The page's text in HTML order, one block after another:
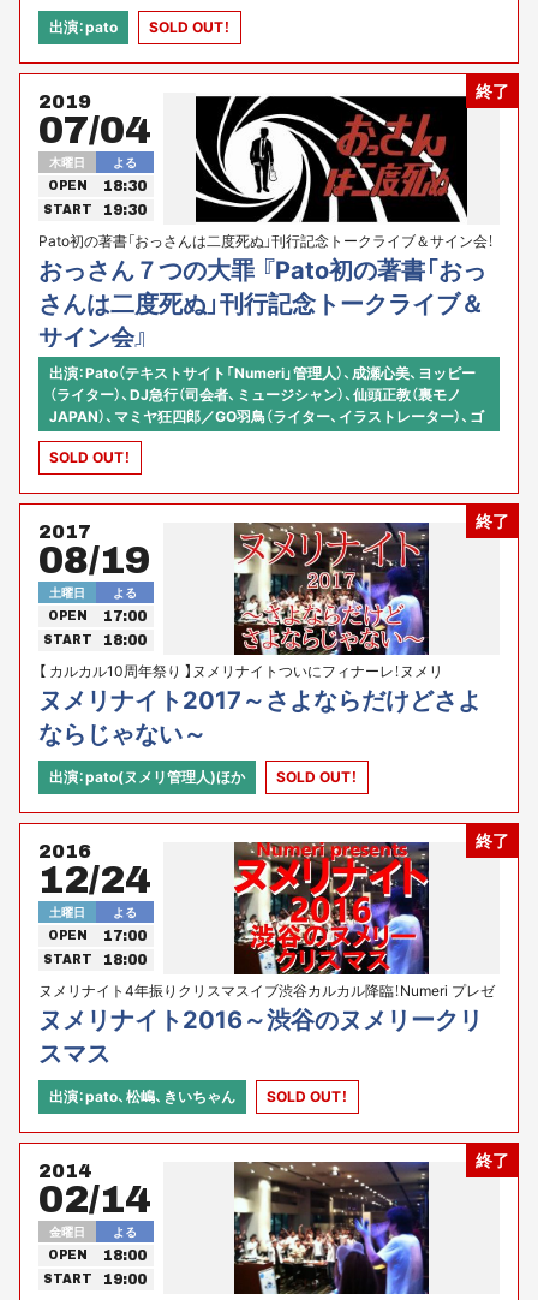
出演：pato SOLD OUT！
終了
2019
07/04
木曜日 よる
OPEN 18:30
START 19:30
Pato初の著書「おっさんは二度死ぬ」刊行記念トークライブ＆サイン会！
おっさん７つの大罪 『Pato初の著書「おっ
さんは二度死ぬ」刊行記念トークライブ＆
サイン会』
出演：Pato（テキストサイト「Numeri」管理人）、成瀬心美、ヨッピー
（ライター）、DJ急行（司会者、ミュージシャン）、仙頭正教（裏モノ
JAPAN）、マミヤ狂四郎／GO羽鳥（ライター、イラストレーター）、ゴ
トウさん（「一流ホームページ」管理人）ほか！
SOLD OUT！
終了
2017
08/19
土曜日 よる
OPEN 17:00
START 18:00
【 カルカル10周年祭り 】ヌメリナイトついにフィナーレ！ヌメリ
presents
ヌメリナイト2017～さよならだけどさよ
ならじゃない～
出演：pato(ヌメリ管理人)ほか SOLD OUT！
終了
2016
12/24
土曜日 よる
OPEN 17:00
START 18:00
ヌメリナイト4年振りクリスマスイブ渋谷カルカル降臨！Numeri プレゼ
ンツ
ヌメリナイト2016～渋谷のヌメリークリ
スマス
出演：pato、松嶋、きいちゃん SOLD OUT！
終了
2014
02/14
金曜日 よる
OPEN 18:00
START 19:00